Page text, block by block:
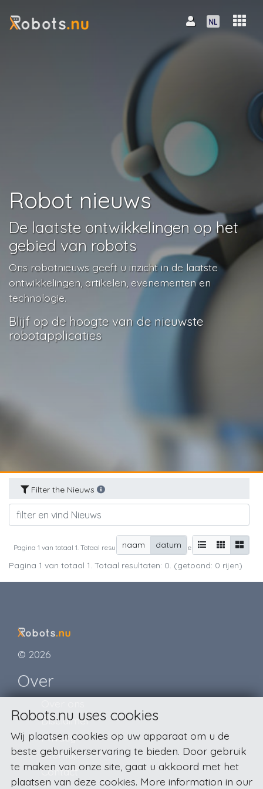
Robot nieuws
De laatste ontwikkelingen op het
gebied van robots
Ons robotnieuws geeft u inzicht in de laatste
ontwikkelingen, artikelen, evenementen en
technologie.
Blijf op de hoogte van de nieuwste
robotapplicaties
Filter the Nieuws
naam datum
Pagina 1 van totaal 1. Totaal resultaten: 0. (getoond: 0 rijen)
Pagina 1 van totaal 1. Totaal resultaten: 0. (getoond: 0 rijen)
© 2026
Over
Disclaimer
Privacy
Sitemap
Contact
Robots.nu uses cookies
Wij plaatsen cookies op uw apparaat om u de
beste gebruikerservaring te bieden. Door gebruik
te maken van onze site, gaat u akkoord met het
plaatsen van deze cookies. More information in our